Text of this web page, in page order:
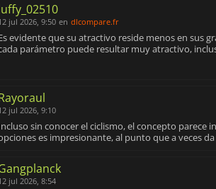
jul 2026, 9:50 en dlcompare.fr
evidente que su atractivo reside menos en sus
parámetro puede resultar muy atractivo,
jul 2026, 9:10
sin conocer el ciclismo, el concepto
es impresionante, al punto que a veces
jul 2026, 8:54